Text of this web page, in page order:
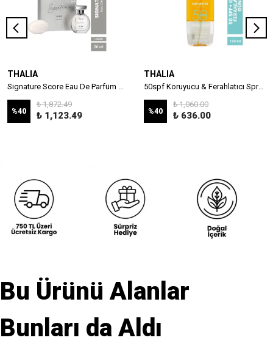
THALIA
%40
₺ 1,872.49
₺ 1,123.49
THALIA
50spf Koruyucu & Ferahlatıcı Sprey Güneş Suyu 150ml
%40
₺ 1,060.00
₺ 636.00
Bu Ürünü Alanlar
Bunları da Aldı